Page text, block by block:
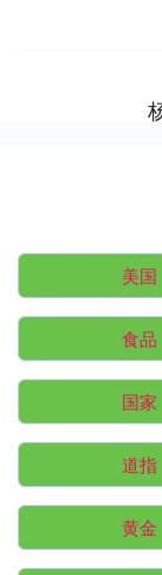
美国
食品
国家
道指
黄金